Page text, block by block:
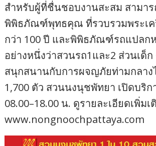
สำหรับผู้ที่ชื่นชอบงานสะสม สามา
พิพิธภัณฑ์พุทธคุณ ที่รวบรวมพระเค
กว่า 100 ปี และพิพิธภัณฑ์รถแปลก
อย่างหนึ่งว่าสวนรถ1และ2 ส่วนเด็ก
สนุกสนานกับการผจญภัยท่ามกลาง
1,700 ตัว สวนนงนุชพัทยา เปิดบริก
08.00–18.00 น. ดูรายละเอียดเพิ่ม
www.nongnoochpattaya.com